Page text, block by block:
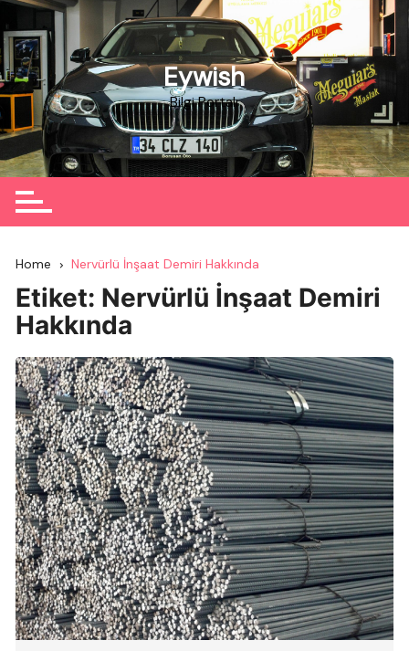
Skip
to
content
Eywish
Bilgi Portalı
Home Nervürlü İnşaat Demiri Hakkında
Etiket: Nervürlü İnşaat Demiri
Hakkında